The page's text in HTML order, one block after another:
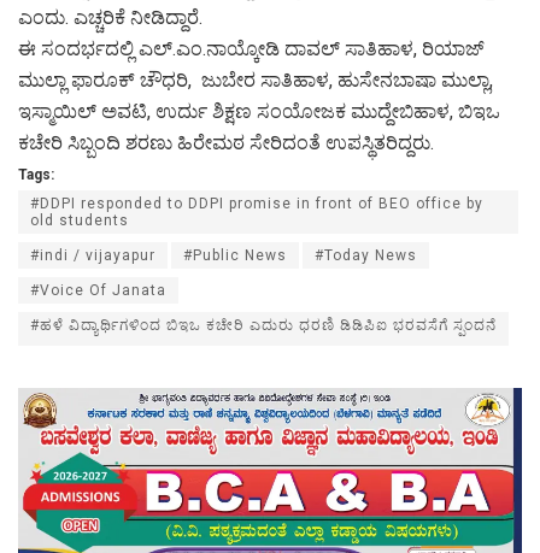
ಎಂದು. ಎಚ್ಚರಿಕೆ ನೀಡಿದ್ದಾರೆ.
ಈ ಸಂದರ್ಭದಲ್ಲಿ ಎಲ್.ಎಂ.ನಾಯ್ಕೋಡಿ ದಾವಲ್ ಸಾತಿಹಾಳ, ರಿಯಾಜ್
ಮುಲ್ಲಾ ಫಾರೂಕ್ ಚೌಧರಿ, ಜುಬೇರ ಸಾತಿಹಾಳ, ಹುಸೇನಬಾಷಾ ಮುಲ್ಲಾ,
ಇಸ್ಮಾಯಿಲ್ ಅವಟಿ, ಉರ್ದು ಶಿಕ್ಷಣ ಸಂಯೋಜಕ ಮುದ್ದೇಬಿಹಾಳ, ಬಿಇಒ
ಕಚೇರಿ ಸಿಬ್ಬಂದಿ ಶರಣು ಹಿರೇಮಠ ಸೇರಿದಂತೆ ಉಪಸ್ಥಿತರಿದ್ದರು.
Tags:
#DDPI responded to DDPI promise in front of BEO office by
old students
#indi / vijayapur #Public News #Today News
#Voice Of Janata
#ಹಳೆ ವಿದ್ಯಾರ್ಥಿಗಳಿಂದ ಬಿಇಒ ಕಚೇರಿ ಎದುರು ಧರಣಿ ಡಿಡಿಪಿಐ ಭರವಸೆಗೆ ಸ್ಪಂದನೆ